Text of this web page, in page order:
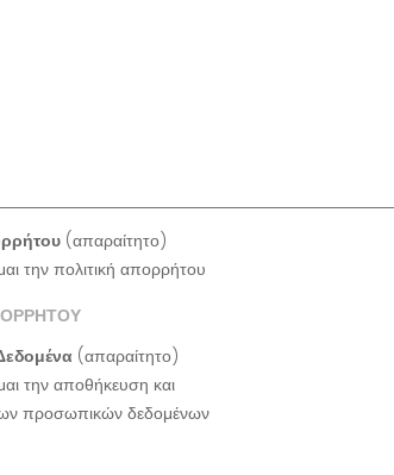
(απαραίτητο)
την πολιτική απορρήτου
(απαραίτητο)
την αποθήκευση και
προσωπικών δεδομένων